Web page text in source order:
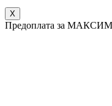
X
Предоплата за